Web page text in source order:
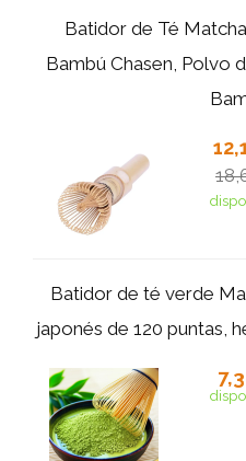
Batidor de Té
Bambú Chasen, Polvo
Batidor de té verde
japonés de 120 puntas,